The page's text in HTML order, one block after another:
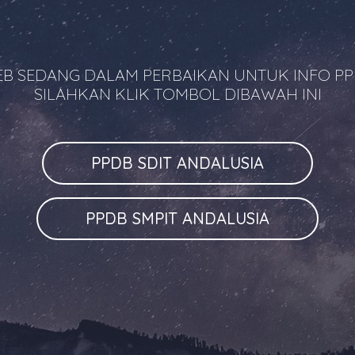
SEDANG DALAM PERBAIKAN UNTUK INFO
SILAHKAN KLIK TOMBOL DIBAWAH INI
PPDB SDIT ANDALUSIA
PPDB SMPIT ANDALUSIA